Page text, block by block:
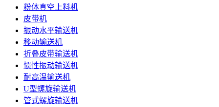
粉体真空上料机
皮带机
振动水平输送机
移动输送机
折叠皮带输送机
惯性振动输送机
耐高温输送机
U型螺旋输送机
管式螺旋输送机